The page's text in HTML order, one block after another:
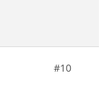
#10